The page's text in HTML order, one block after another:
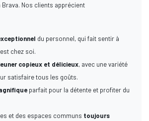
Nos clients apprécient
du personnel, qui fait sentir à
chez soi.
copieux et délicieux, avec une variété
satisfaire tous les goûts.
parfait pour la détente et profiter du
et des espaces communs toujours